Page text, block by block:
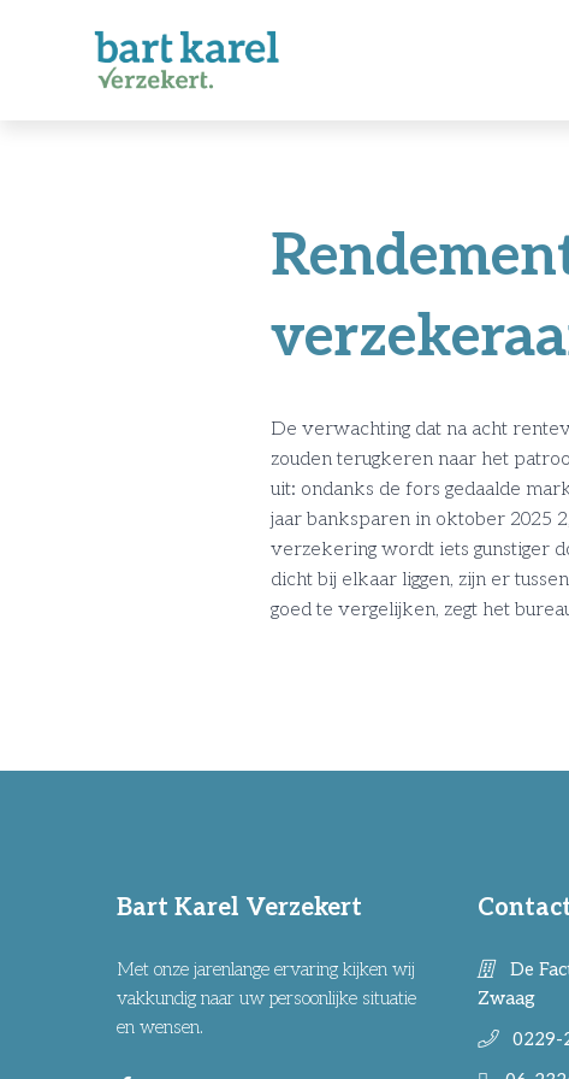
De verwachting dat na acht
zouden terugkeren naar het
uit: ondanks de fors gedaalde
jaar banksparen in oktober 2025
verzekering wordt iets gunstiger
dicht bij elkaar liggen, zijn er
goed te vergelijken, zegt het
Bart Karel Verzekert
Met onze jarenlange ervaring kijken wij
vakkundig naar uw persoonlijke situatie
en wensen.
De
Zwaag
0229-